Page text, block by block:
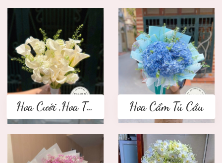
Hoa Cưới ,Hoa Tay Cầm Cô Dâu Hoa Cẩm Tú Cầu